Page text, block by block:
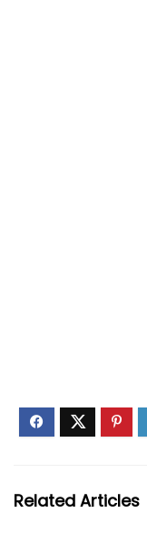
Related Articles